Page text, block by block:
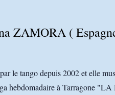
ZAMORA (
le tango depuis 2002 et elle
hebdomadaire à Tarragone